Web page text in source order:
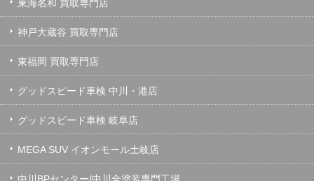
東海名和 買取専門店
神戸大蔵谷 買取専門店
東福岡 買取専門店
グッドスピード車検 中川・港店
グッドスピード車検 岐阜店
MEGA SUV イオンモール土岐店